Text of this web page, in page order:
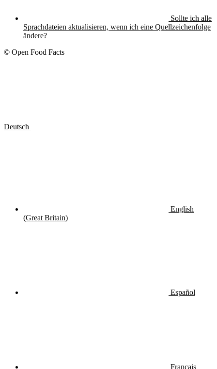
Sollte ich alle
Sprachdateien aktualisieren, wenn ich eine Quellzeichenfolge
ändere?
© Open Food Facts
Deutsch
English
(Great Britain)
Español
Français